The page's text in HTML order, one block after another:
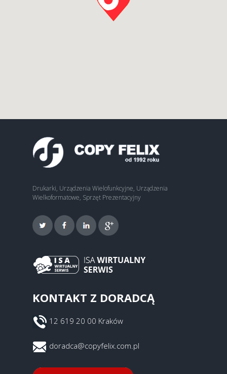
Drukarki, Urządzenia Wielofunkcyjne, Urządzenia
Wielkoformatowe, Sprzęt Prezentacyjny
KONTAKT Z DORADCĄ
12 619 20 00 Kraków
doradca@copyfelix.com.pl